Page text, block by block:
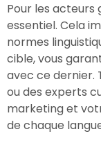
Pour les acteurs
essentiel. Cela
normes
cible, vous
avec ce dernier.
ou des experts
marketing et
de chaque